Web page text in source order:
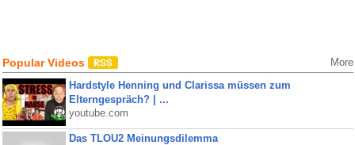
Popular Videos More
Hardstyle Henning und Clarissa müssen zum
Elterngespräch? | ...
youtube.com
Das TLOU2 Meinungsdilemma